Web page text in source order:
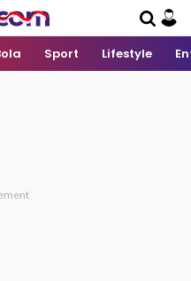
Sport Lifestyle